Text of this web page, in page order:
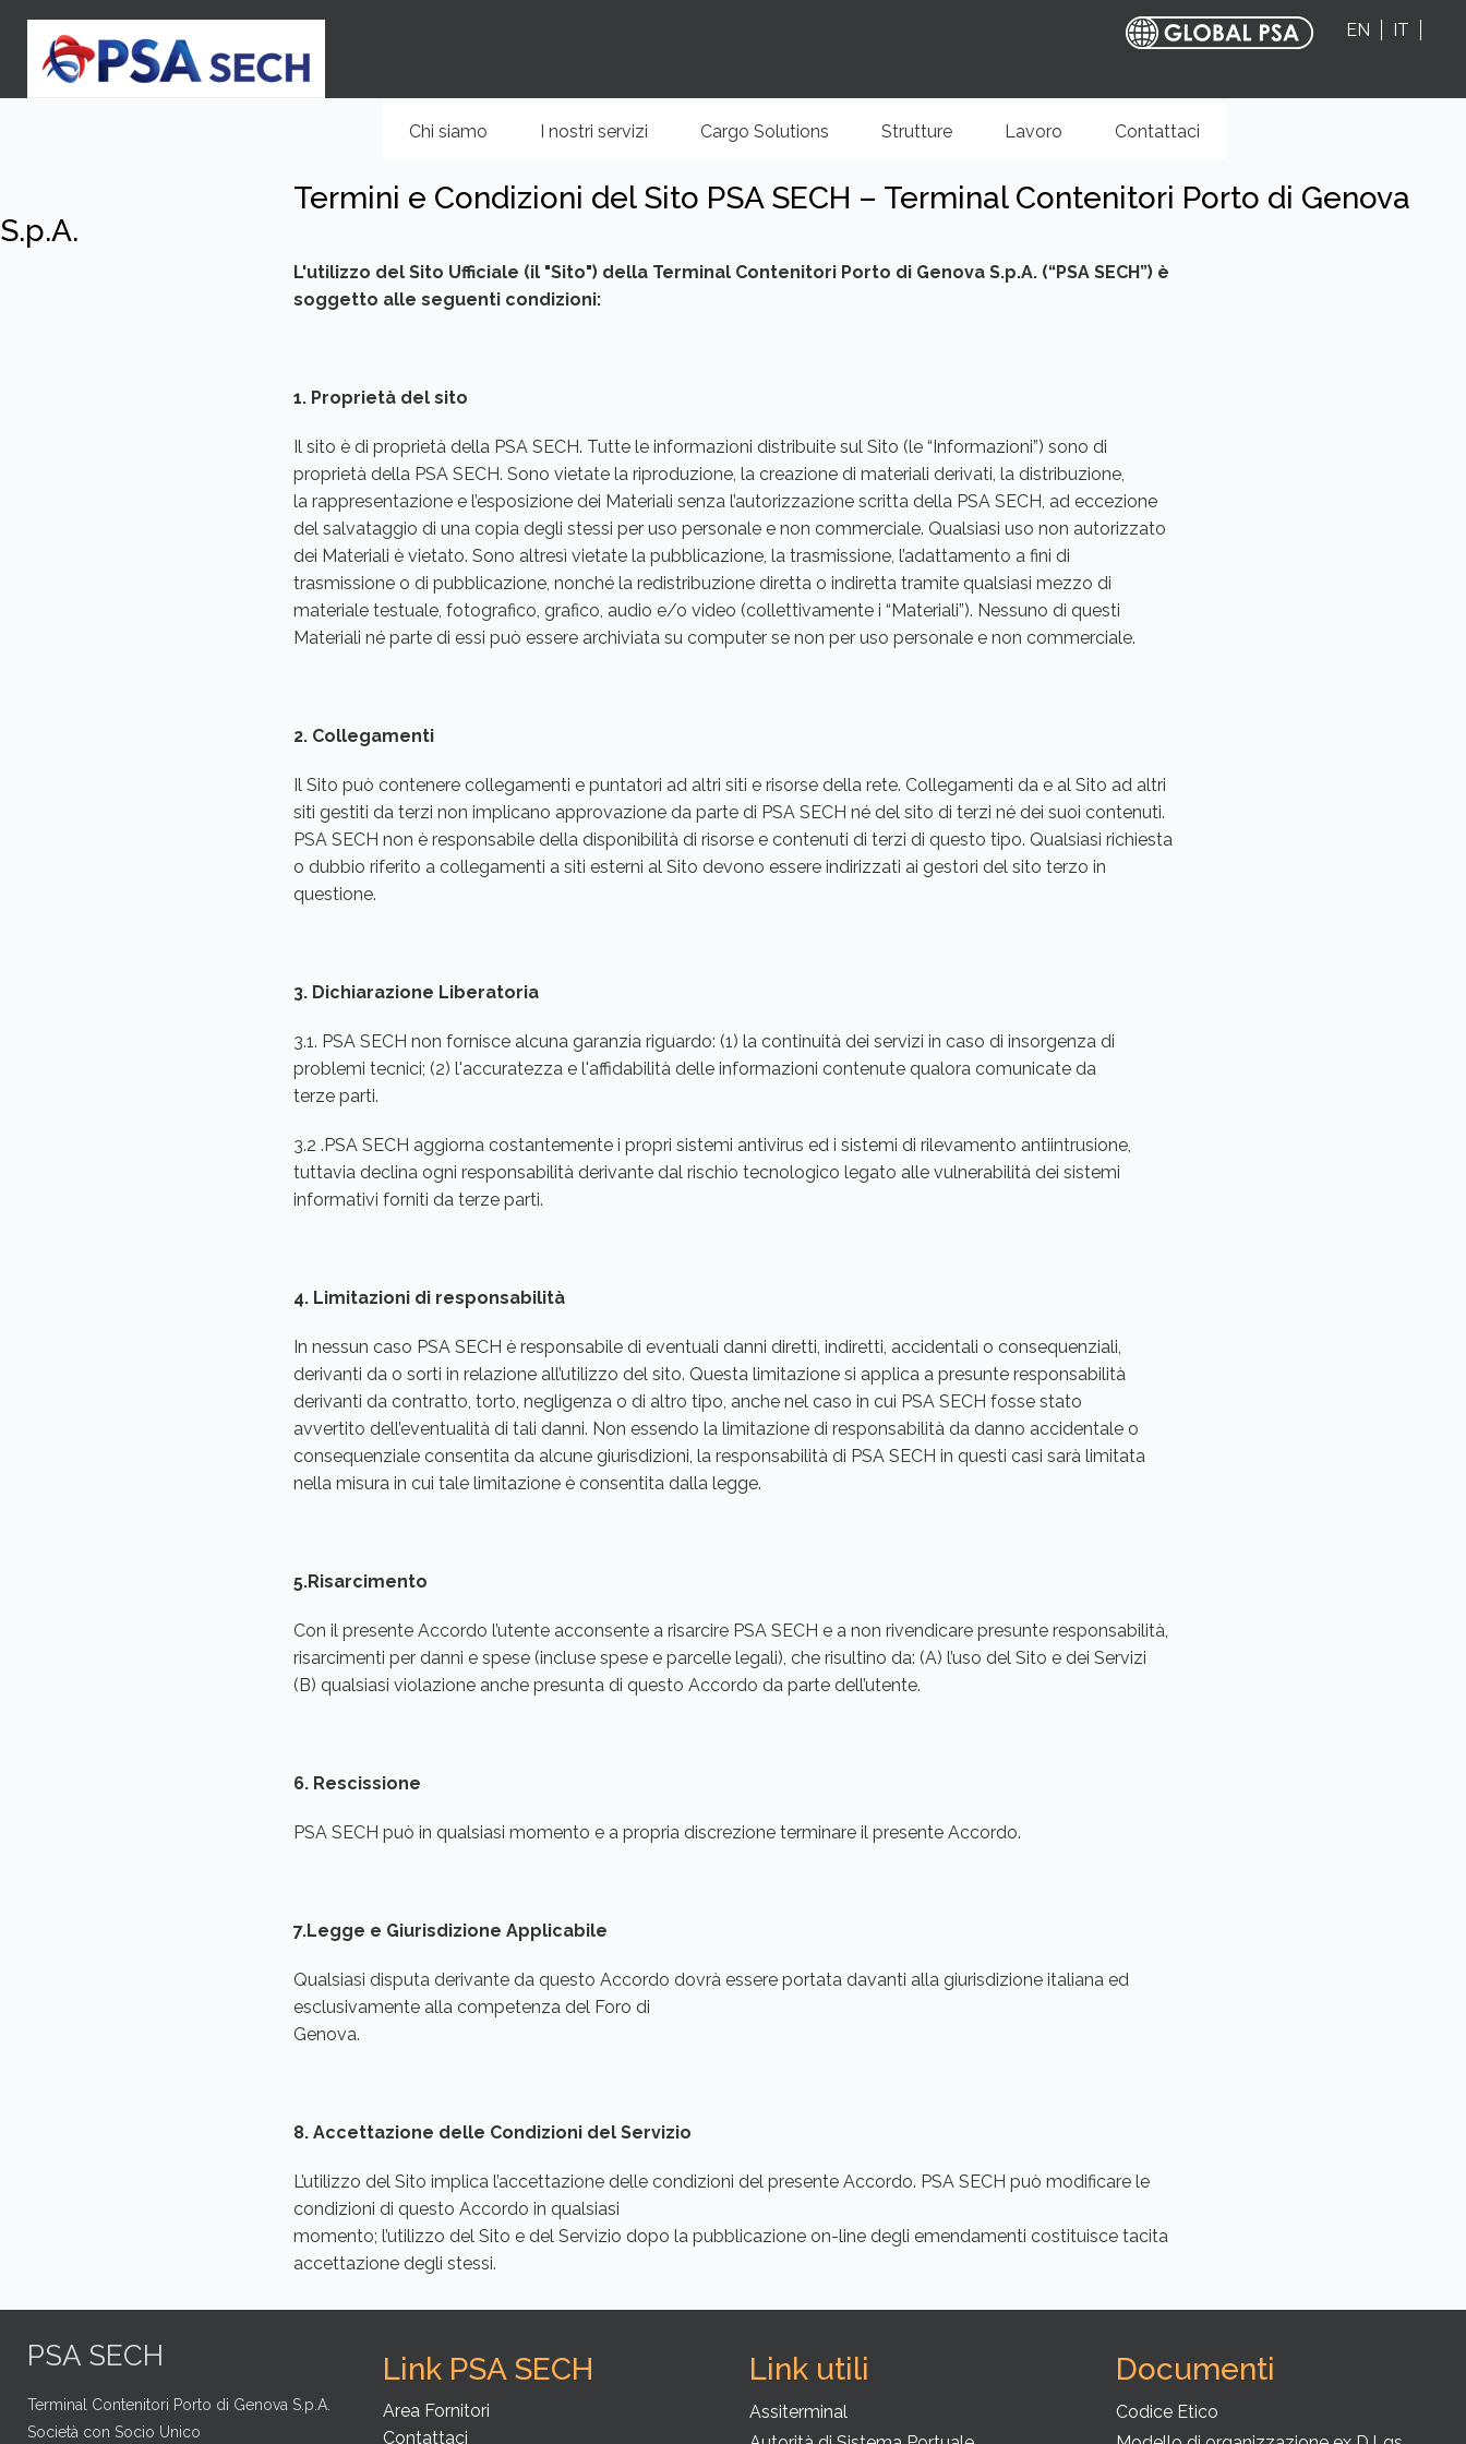
contenuto
principale
EN IT
Navigazione
Chi siamo I nostri servizi Cargo Solutions Strutture Lavoro Contattaci
Termini e Condizioni del Sito PSA SECH – Terminal Contenitori Porto di Genova
S.p.A.
L'utilizzo del Sito Ufficiale (il "Sito") della Terminal Contenitori Porto di Genova S.p.A. (“PSA SECH”) è
soggetto alle seguenti condizioni:
1. Proprietà del sito
Il sito è di proprietà della PSA SECH. Tutte le informazioni distribuite sul Sito (le “Informazioni”) sono di
proprietà della PSA SECH. Sono vietate la riproduzione, la creazione di materiali derivati, la distribuzione,
la rappresentazione e l’esposizione dei Materiali senza l’autorizzazione scritta della PSA SECH, ad eccezione
del salvataggio di una copia degli stessi per uso personale e non commerciale. Qualsiasi uso non autorizzato
dei Materiali è vietato. Sono altresì vietate la pubblicazione, la trasmissione, l’adattamento a fini di
trasmissione o di pubblicazione, nonché la redistribuzione diretta o indiretta tramite qualsiasi mezzo di
materiale testuale, fotografico, grafico, audio e/o video (collettivamente i “Materiali”). Nessuno di questi
Materiali né parte di essi può essere archiviata su computer se non per uso personale e non commerciale.
2. Collegamenti
Il Sito può contenere collegamenti e puntatori ad altri siti e risorse della rete. Collegamenti da e al Sito ad altri
siti gestiti da terzi non implicano approvazione da parte di PSA SECH né del sito di terzi né dei suoi contenuti.
PSA SECH non è responsabile della disponibilità di risorse e contenuti di terzi di questo tipo. Qualsiasi richiesta
o dubbio riferito a collegamenti a siti esterni al Sito devono essere indirizzati ai gestori del sito terzo in
questione.
3. Dichiarazione Liberatoria
3.1. PSA SECH non fornisce alcuna garanzia riguardo: (1) la continuità dei servizi in caso di insorgenza di
problemi tecnici; (2) l'accuratezza e l'affidabilità delle informazioni contenute qualora comunicate da
terze parti.
3.2 .PSA SECH aggiorna costantemente i propri sistemi antivirus ed i sistemi di rilevamento antiintrusione,
tuttavia declina ogni responsabilità derivante dal rischio tecnologico legato alle vulnerabilità dei sistemi
informativi forniti da terze parti.
4. Limitazioni di responsabilità
In nessun caso PSA SECH è responsabile di eventuali danni diretti, indiretti, accidentali o consequenziali,
derivanti da o sorti in relazione all’utilizzo del sito. Questa limitazione si applica a presunte responsabilità
derivanti da contratto, torto, negligenza o di altro tipo, anche nel caso in cui PSA SECH fosse stato
avvertito dell’eventualità di tali danni. Non essendo la limitazione di responsabilità da danno accidentale o
consequenziale consentita da alcune giurisdizioni, la responsabilità di PSA SECH in questi casi sarà limitata
nella misura in cui tale limitazione è consentita dalla legge.
5.Risarcimento
Con il presente Accordo l’utente acconsente a risarcire PSA SECH e a non rivendicare presunte responsabilità,
risarcimenti per danni e spese (incluse spese e parcelle legali), che risultino da: (A) l’uso del Sito e dei Servizi
(B) qualsiasi violazione anche presunta di questo Accordo da parte dell’utente.
6. Rescissione
PSA SECH può in qualsiasi momento e a propria discrezione terminare il presente Accordo.
7.Legge e Giurisdizione Applicabile
Qualsiasi disputa derivante da questo Accordo dovrà essere portata davanti alla giurisdizione italiana ed
esclusivamente alla competenza del Foro di
Genova.
8. Accettazione delle Condizioni del Servizio
L’utilizzo del Sito implica l’accettazione delle condizioni del presente Accordo. PSA SECH può modificare le
condizioni di questo Accordo in qualsiasi
momento; l’utilizzo del Sito e del Servizio dopo la pubblicazione on-line degli emendamenti costituisce tacita
accettazione degli stessi.
PSA SECH
Terminal Contenitori Porto di Genova S.p.A.
Società con Socio Unico
Link PSA SECH
Area Fornitori
Contattaci
Link utili
Assiterminal
Documenti
Codice Etico